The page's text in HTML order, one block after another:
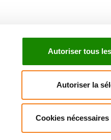
Autoriser tous
Autoriser la
Cookies
Inscrivez-
Actualités